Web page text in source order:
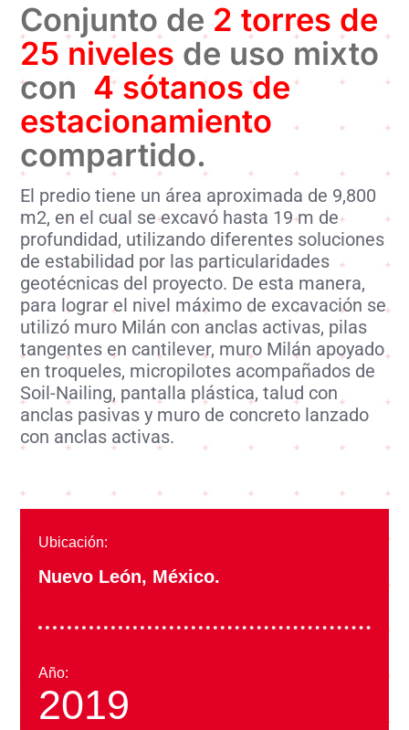
Conjunto de 2 torres de
25 niveles de uso mixto
con 4 sótanos de
estacionamiento
compartido.
El predio tiene un área aproximada de 9,800
m2, en el cual se excavó hasta 19 m de
profundidad, utilizando diferentes soluciones
de estabilidad por las particularidades
geotécnicas del proyecto. De esta manera,
para lograr el nivel máximo de excavación se
utilizó muro Milán con anclas activas, pilas
tangentes en cantilever, muro Milán apoyado
en troqueles, micropilotes acompañados de
Soil-Nailing, pantalla plástica, talud con
anclas pasivas y muro de concreto lanzado
con anclas activas.
Ubicación:
Nuevo León, México.
Año:
2019